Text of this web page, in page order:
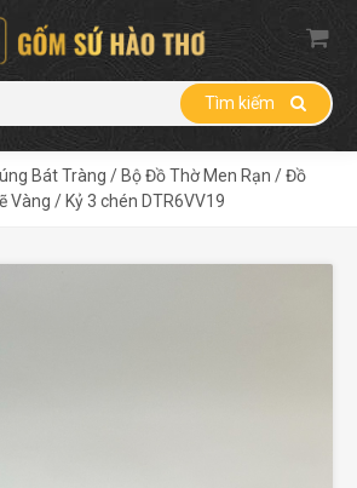
Tìm kiếm
Bát Tràng / Bộ Đồ Thờ Men Rạn /Đồ
Vàng / Kỷ 3 chén DTR6VV19